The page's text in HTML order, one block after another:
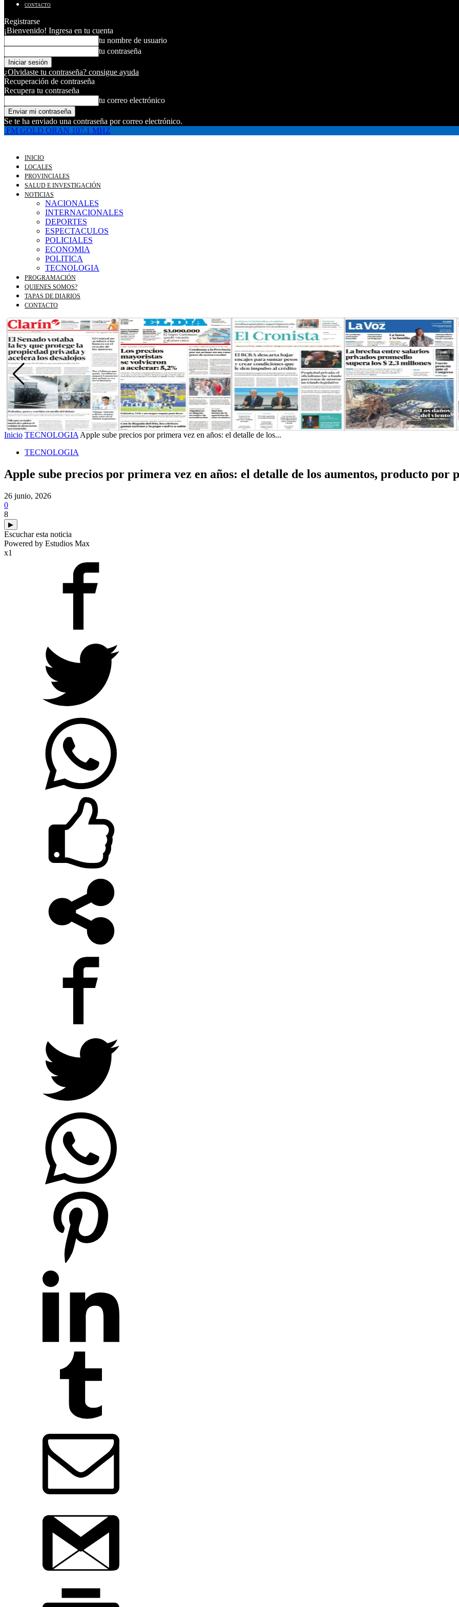
CONTACTO
Registrarse
¡Bienvenido! Ingresa en tu cuenta
tu nombre de usuario
tu contraseña
¿Olvidaste tu contraseña? consigue ayuda
Recuperación de contraseña
Recupera tu contraseña
tu correo electrónico
Se te ha enviado una contraseña por correo electrónico.
FM GOLD ORAN 107.1 MHZ
INICIO
LOCALES
PROVINCIALES
SALUD E INVESTIGACIÓN
NOTICIAS
NACIONALES
INTERNACIONALES
DEPORTES
ESPECTACULOS
POLICIALES
ECONOMIA
POLITICA
TECNOLOGIA
PROGRAMACIÓN
QUIENES SOMOS?
TAPAS DE DIARIOS
CONTACTO
Inicio TECNOLOGIA Apple sube precios por primera vez en años: el detalle de los...
TECNOLOGIA
Apple sube precios por primera vez en años: el detalle de los aumentos, producto por
26 junio, 2026
0
8
▶
Escuchar esta noticia
Powered by Estudios Max
x1